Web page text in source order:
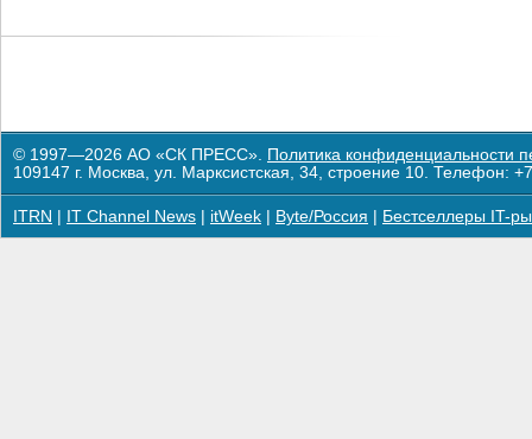
© 1997—2026 АО «СК ПРЕСС». Политика конфиденциальности
109147 г. Москва, ул. Марксистская, 34, строение 10. Телефон:
ITRN IT Channel News itWeek Byte/Россия Бестселлеры IT-